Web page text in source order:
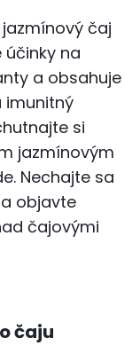
čaj
na
a obsahuje
imunitný
si
jazmínovým
Nechajte sa
objavte
čajovými
čaju